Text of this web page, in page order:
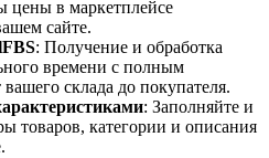
цены в маркетплейсе
сайте.
: Получение и обработка
времени с полным
склада до покупателя.
: Заполняйте и
товаров, категории и описания